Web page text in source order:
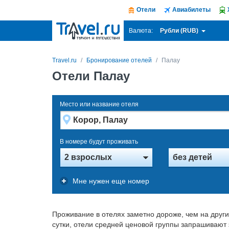
Отели Авиабилеты
Валюта: Рубли (RUB)
Travel.ru Бронирование отелей Палау
Отели Палау
Место или название отеля
В номере будут проживать
2 взрослых без детей
Мне нужен еще номер
Проживание в отелях заметно дороже, чем на
сутки, отели средней ценовой группы